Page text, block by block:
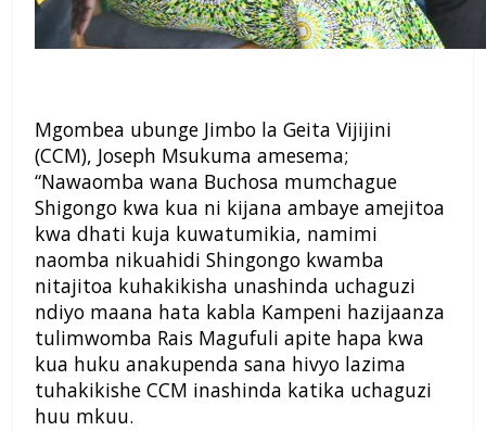
Mgombea ubunge Jimbo la Geita Vijijini
(CCM), Joseph Msukuma amesema;
“Nawaomba wana Buchosa mumchague
Shigongo kwa kua ni kijana ambaye amejitoa
kwa dhati kuja kuwatumikia, namimi
naomba nikuahidi Shingongo kwamba
nitajitoa kuhakikisha unashinda uchaguzi
ndiyo maana hata kabla Kampeni hazijaanza
tulimwomba Rais Magufuli apite hapa kwa
kua huku anakupenda sana hivyo lazima
tuhakikishe CCM inashinda katika uchaguzi
huu mkuu.